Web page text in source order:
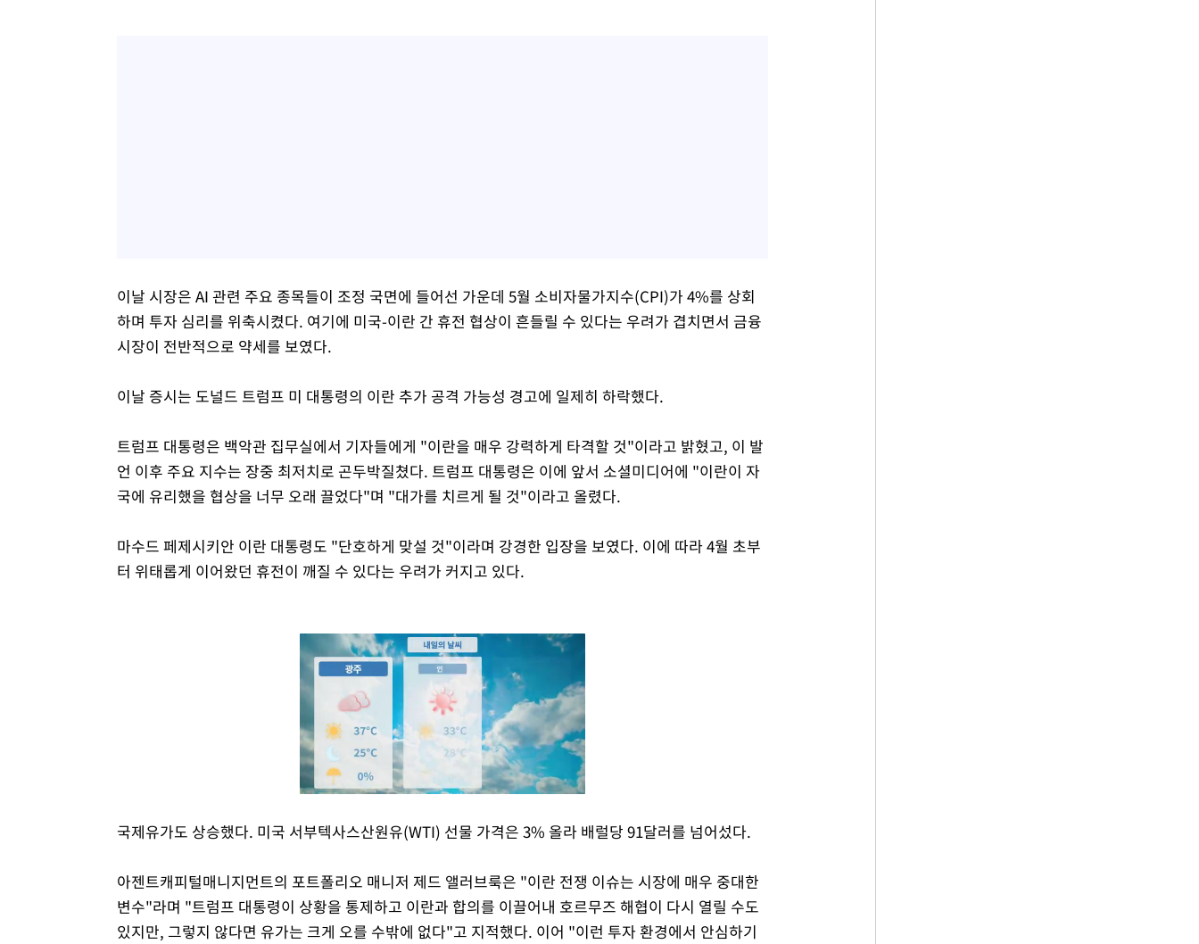
이날 시장은 AI 관련 주요 종목들이 조정 국면에 들어선 가운데 5월 소비자물가지수(CPI)가 4%를 상회
하며 투자 심리를 위축시켰다. 여기에 미국-이란 간 휴전 협상이 흔들릴 수 있다는 우려가 겹치면서 금융
시장이 전반적으로 약세를 보였다.
이날 증시는 도널드 트럼프 미 대통령의 이란 추가 공격 가능성 경고에 일제히 하락했다.
트럼프 대통령은 백악관 집무실에서 기자들에게 "이란을 매우 강력하게 타격할 것"이라고 밝혔고, 이 발
언 이후 주요 지수는 장중 최저치로 곤두박질쳤다. 트럼프 대통령은 이에 앞서 소셜미디어에 "이란이 자
국에 유리했을 협상을 너무 오래 끌었다"며 "대가를 치르게 될 것"이라고 올렸다.
마수드 페제시키안 이란 대통령도 "단호하게 맞설 것"이라며 강경한 입장을 보였다. 이에 따라 4월 초부
터 위태롭게 이어왔던 휴전이 깨질 수 있다는 우려가 커지고 있다.
국제유가도 상승했다. 미국 서부텍사스산원유(WTI) 선물 가격은 3% 올라 배럴당 91달러를 넘어섰다.
아젠트캐피털매니지먼트의 포트폴리오 매니저 제드 앨러브룩은 "이란 전쟁 이슈는 시장에 매우 중대한
변수"라며 "트럼프 대통령이 상황을 통제하고 이란과 합의를 이끌어내 호르무즈 해협이 다시 열릴 수도
있지만, 그렇지 않다면 유가는 크게 오를 수밖에 없다"고 지적했다. 이어 "이런 투자 환경에서 안심하기